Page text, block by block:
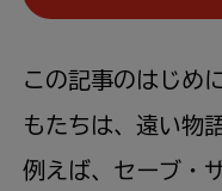
この記事のはじめ
もたちは、遠い物
例えば、セーブ・